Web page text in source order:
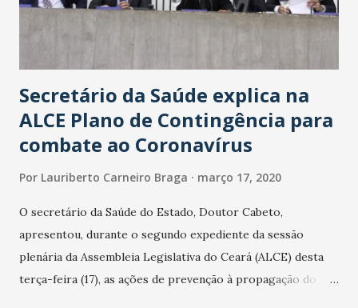
Secretário da Saúde explica na
ALCE Plano de Contingência para
combate ao Coronavírus
Por Lauriberto Carneiro Braga março 17, 2020
O secretário da Saúde do Estado, Doutor Cabeto,
apresentou, durante o segundo expediente da sessão
plenária da Assembleia Legislativa do Ceará (ALCE) desta
terça-feira (17), as ações de prevenção à propagação do